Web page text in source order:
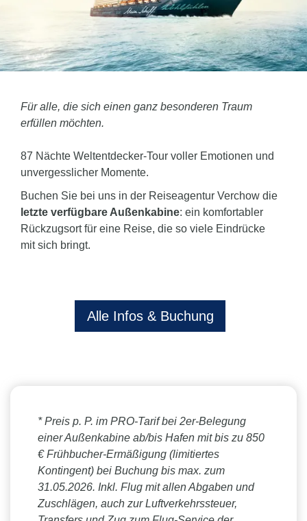
Für alle, die sich einen ganz besonderen Traum
erfüllen möchten.
87 Nächte Weltentdecker-Tour voller Emotionen und
unvergesslicher Momente.
Buchen Sie bei uns in der Reiseagentur Verchow die
letzte verfügbare Außenkabine: ein komfortabler
Rückzugsort für eine Reise, die so viele Eindrücke
mit sich bringt.
Alle Infos & Buchung
* Preis p. P. im PRO-Tarif bei 2er-Belegung
einer Außenkabine ab/bis Hafen mit bis zu 850
€ Frühbucher-Ermäßigung (limitiertes
Kontingent) bei Buchung bis max. zum
31.05.2026. Inkl. Flug mit allen Abgaben und
Zuschlägen, auch zur Luftverkehrssteuer,